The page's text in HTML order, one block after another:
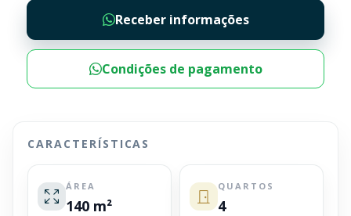
Receber informações
Condições de pagamento
CARACTERÍSTICAS
ÁREA
140 m²
QUARTOS
4